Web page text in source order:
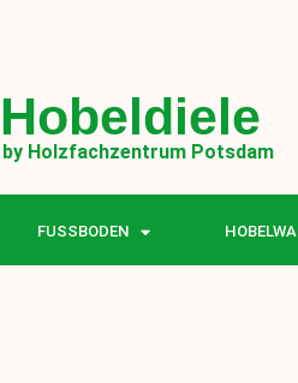
Hobeldiele
by Holzfachzentrum Potsdam
FUSSBODEN